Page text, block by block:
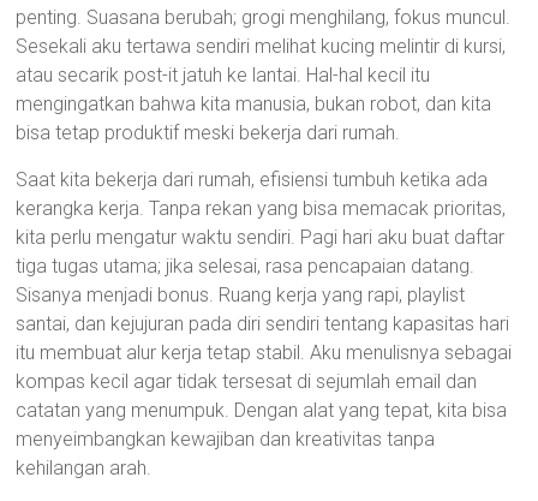
penting. Suasana berubah; grogi menghilang, fokus muncul.
Sesekali aku tertawa sendiri melihat kucing melintir di kursi,
atau secarik post-it jatuh ke lantai. Hal-hal kecil itu
mengingatkan bahwa kita manusia, bukan robot, dan kita
bisa tetap produktif meski bekerja dari rumah.
Saat kita bekerja dari rumah, efisiensi tumbuh ketika ada
kerangka kerja. Tanpa rekan yang bisa memacak prioritas,
kita perlu mengatur waktu sendiri. Pagi hari aku buat daftar
tiga tugas utama; jika selesai, rasa pencapaian datang.
Sisanya menjadi bonus. Ruang kerja yang rapi, playlist
santai, dan kejujuran pada diri sendiri tentang kapasitas hari
itu membuat alur kerja tetap stabil. Aku menulisnya sebagai
kompas kecil agar tidak tersesat di sejumlah email dan
catatan yang menumpuk. Dengan alat yang tepat, kita bisa
menyeimbangkan kewajiban dan kreativitas tanpa
kehilangan arah.